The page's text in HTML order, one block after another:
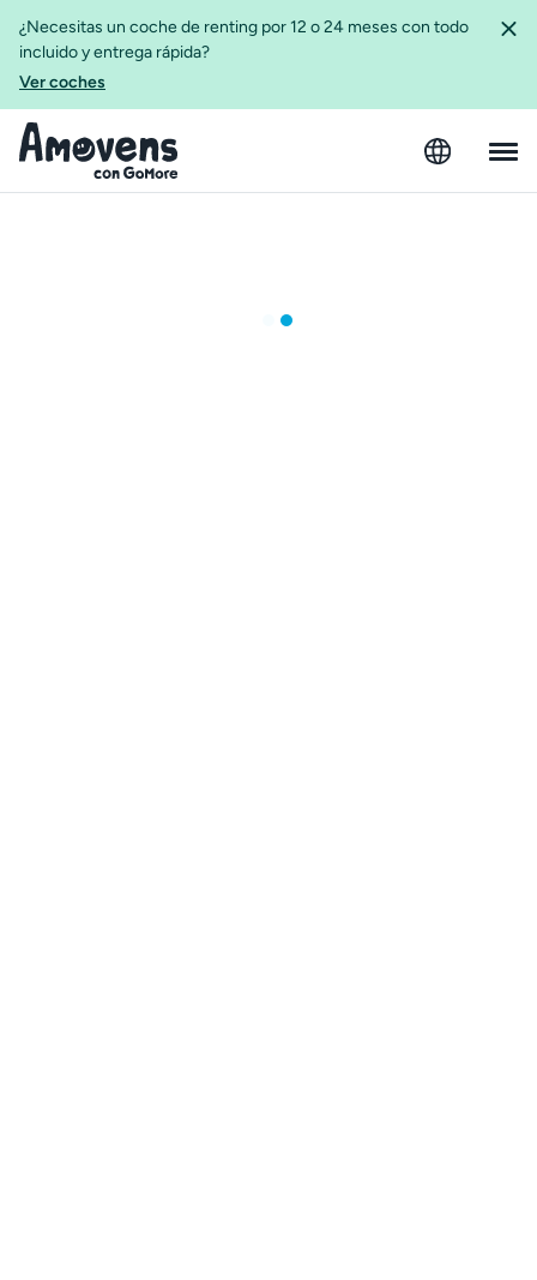
¿Necesitas un coche de renting por 12 o 24 meses con todo
incluido y entrega rápida?
Ver coches